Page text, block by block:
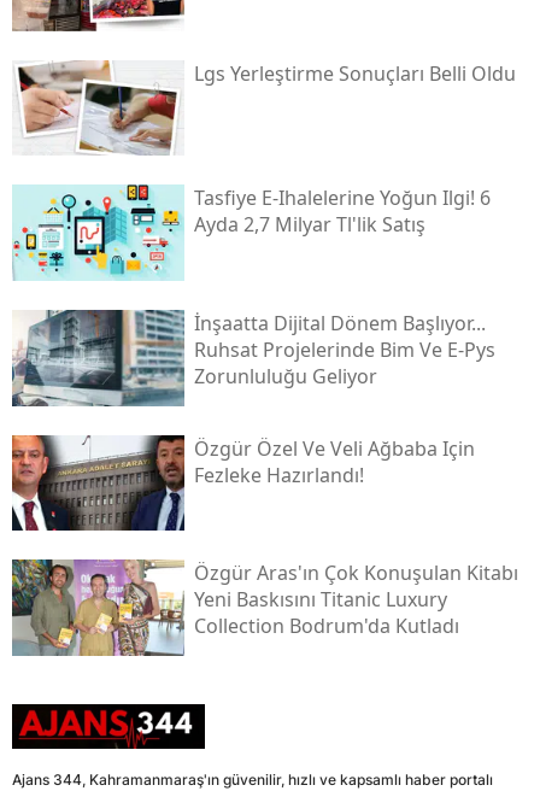
Lgs Yerleştirme Sonuçları Belli Oldu
Tasfiye E-Ihalelerine Yoğun Ilgi! 6
Ayda 2,7 Milyar Tl'lik Satış
İnşaatta Dijital Dönem Başlıyor...
Ruhsat Projelerinde Bim Ve E-Pys
Zorunluluğu Geliyor
Özgür Özel Ve Veli Ağbaba Için
Fezleke Hazırlandı!
Özgür Aras'ın Çok Konuşulan Kitabı
Yeni Baskısını Titanic Luxury
Collection Bodrum'da Kutladı
Ajans 344, Kahramanmaraş'ın güvenilir, hızlı ve kapsamlı haber portalı